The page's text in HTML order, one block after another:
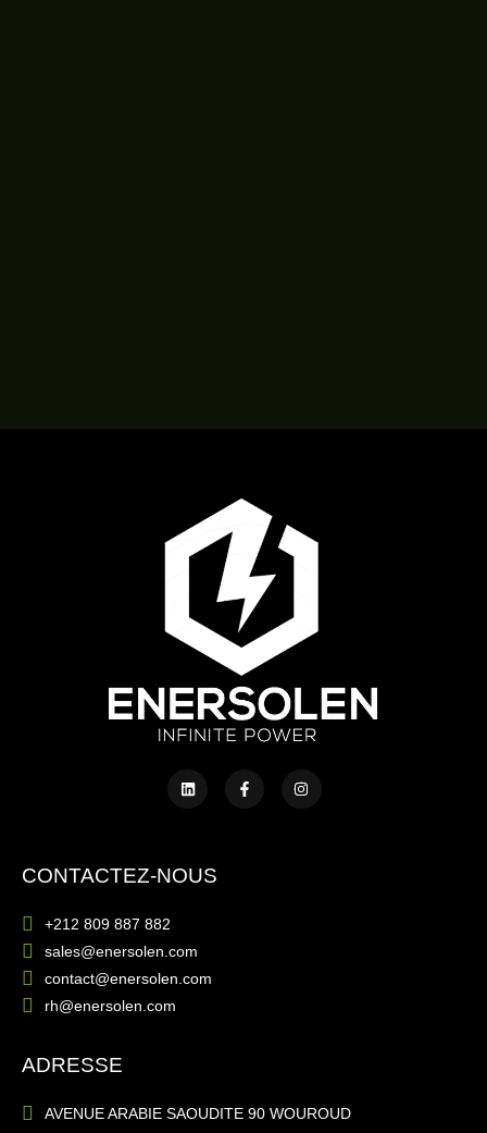
CONTACTEZ-NOUS
+212 809 887 882
sales@enersolen.com
contact@enersolen.com
rh@enersolen.com
ADRESSE
AVENUE ARABIE SAOUDITE 90 WOUROUD